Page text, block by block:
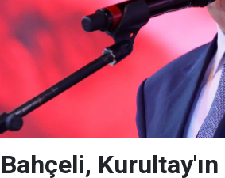
Bahçeli, Kurultay'ın